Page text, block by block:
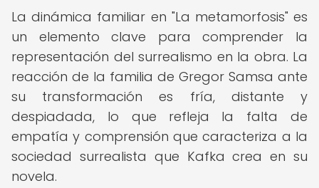
La dinámica familiar en "La metamorfosis" es
un elemento clave para comprender la
representación del surrealismo en la obra. La
reacción de la familia de Gregor Samsa ante
su transformación es fría, distante y
despiadada, lo que refleja la falta de
empatía y comprensión que caracteriza a la
sociedad surrealista que Kafka crea en su
novela.